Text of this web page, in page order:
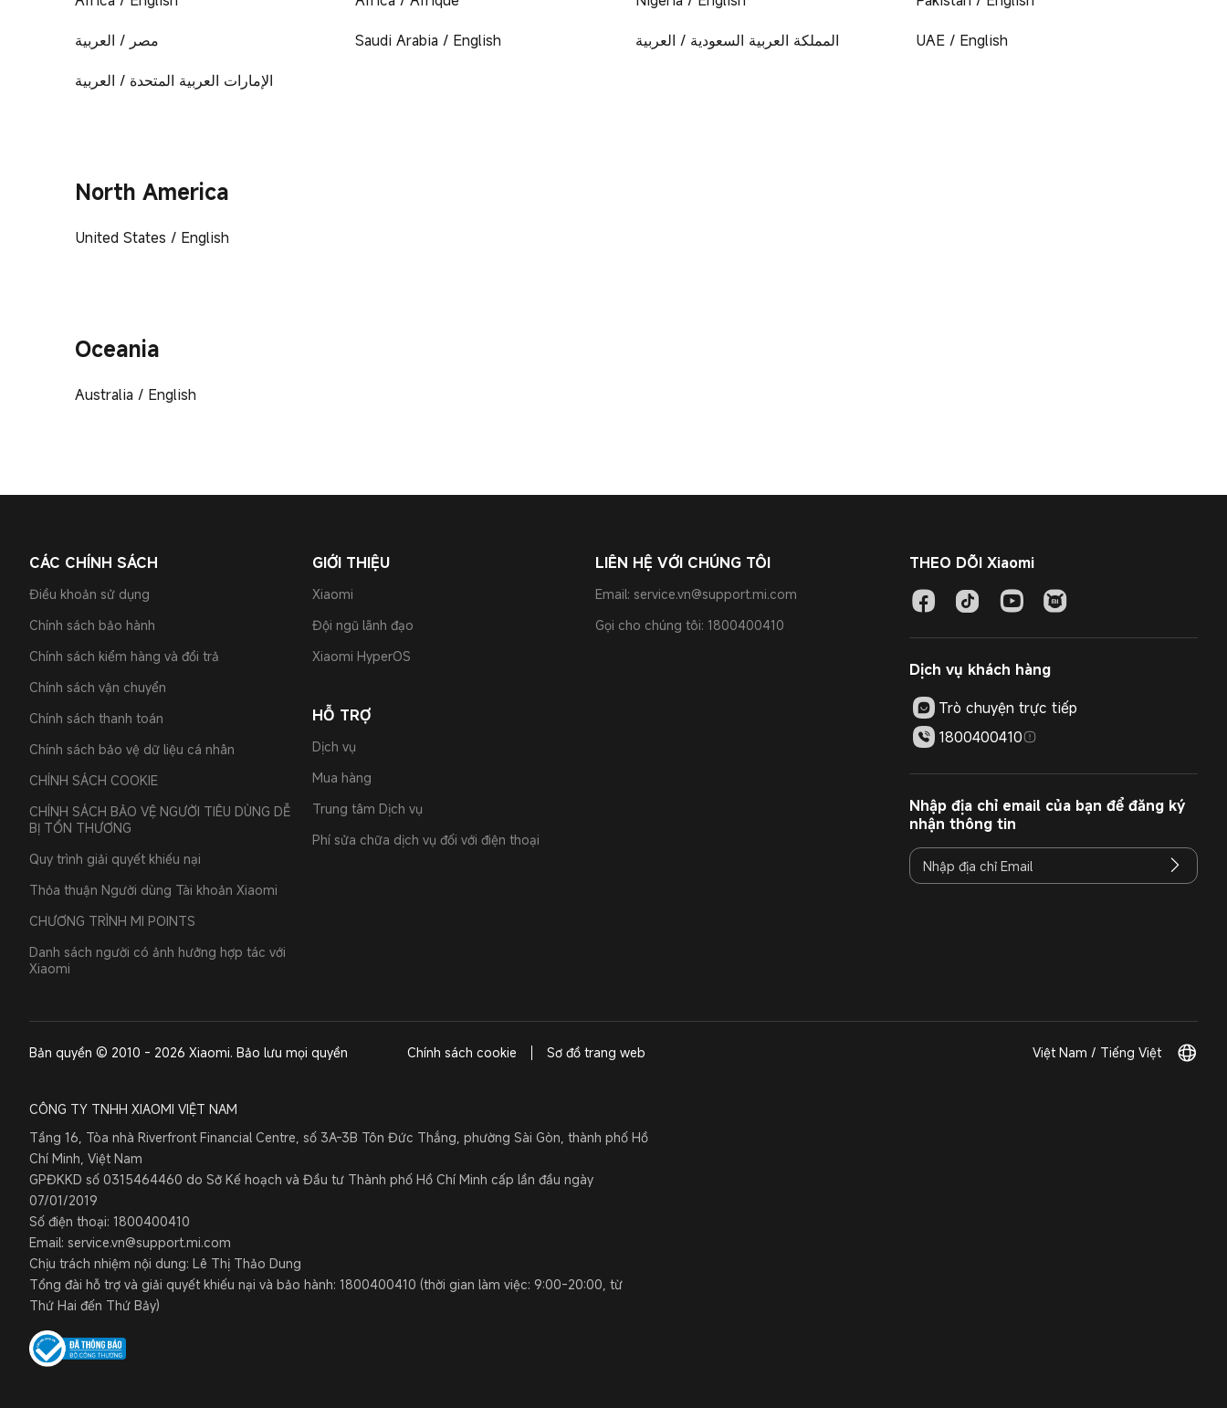
مصر / العربية
Saudi Arabia / English المملكة العربية السعودية / العربية
UAE / English
الإمارات العربية المتحدة / العربية
North America
United States / English
Oceania
Australia / English
CÁC CHÍNH SÁCH
Điều khoản sử dụng
Chính sách bảo hành
Chính sách kiểm hàng và đổi trả
Chính sách vận chuyển
Chính sách thanh toán
Chính sách bảo vệ dữ liệu cá nhân
CHÍNH SÁCH COOKIE
CHÍNH SÁCH BẢO VỆ NGƯỜI TIÊU DÙNG DỄ
BỊ TỔN THƯƠNG
Quy trình giải quyết khiếu nại
Thỏa thuận Người dùng Tài khoản Xiaomi
CHƯƠNG TRÌNH MI POINTS
Danh sách người có ảnh hưởng hợp tác với
Xiaomi
GIỚI THIỆU
Xiaomi
Đội ngũ lãnh đạo
Xiaomi HyperOS
HỖ TRỢ
Dịch vụ
Mua hàng
Trung tâm Dịch vụ
Phí sửa chữa dịch vụ đối với điện thoại
LIÊN HỆ VỚI CHÚNG TÔI
Email: service.vn@support.mi.com
Gọi cho chúng tôi: 1800400410
THEO DÕI Xiaomi
Dịch vụ khách hàng
Trò chuyện trực tiếp
1800400410
Nhập địa chỉ email của bạn để đăng ký
nhận thông tin
Bản quyền © 2010 - 2026 Xiaomi. Bảo lưu mọi quyền Chính sách cookie Sơ đồ trang web Việt Nam / Tiếng Việt
CÔNG TY TNHH XIAOMI VIỆT NAM
Tầng 16, Tòa nhà Riverfront Financial Centre, số 3A-3B Tôn Đức Thắng, phường Sài Gòn, thành phố Hồ
Chí Minh, Việt Nam
GPĐKKD số 0315464460 do Sở Kế hoạch và Đầu tư Thành phố Hồ Chí Minh cấp lần đầu ngày
07/01/2019
Số điện thoại: 1800400410
Email: service.vn@support.mi.com
Chịu trách nhiệm nội dung: Lê Thị Thảo Dung
Tổng đài hỗ trợ và giải quyết khiếu nại và bảo hành: 1800400410 (thời gian làm việc: 9:00-20:00, từ
Thứ Hai đến Thứ Bảy)